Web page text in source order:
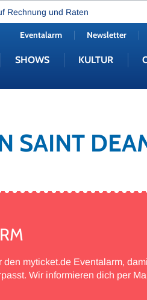
Rechnung und Raten
SHOWS KULTUR
Eventalarm Newsletter
SAINT
den myticket.de Eventalarm,
Wir informieren dich per